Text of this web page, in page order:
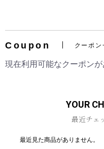
お買い物を続け
Coupon クーポン
現在利用可能なクーポン
YOUR
最近チェ
最近見た商品がありません。